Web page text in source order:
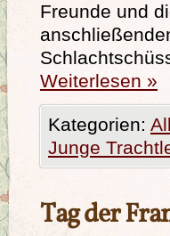
Freunde und
Weiterlesen »
Kategorien:
Junge
Tag der